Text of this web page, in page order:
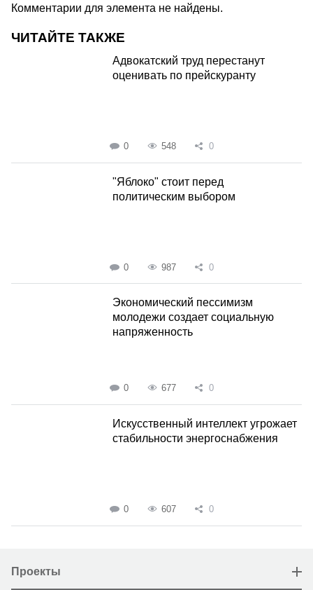
Комментарии для элемента не найдены.
ЧИТАЙТЕ ТАКЖЕ
Адвокатский труд перестанут
оценивать по прейскуранту
0 548 0
"Яблоко" стоит перед
политическим выбором
0 987 0
Экономический пессимизм
молодежи создает социальную
напряженность
0 677 0
Искусственный интеллект угрожает
стабильности энергоснабжения
0 607 0
Проекты